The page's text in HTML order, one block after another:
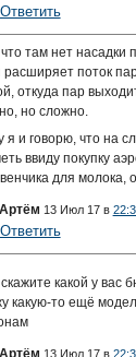
Ответить
там нет насадки
расширяет поток
откуда пар
но сложно.
я и говорю, что на
ввиду покупку
для молока,
Артём 13 Июл 17 в
Ответить
какой у вас
какую-то ещё
Артём 13 Июл 17 в